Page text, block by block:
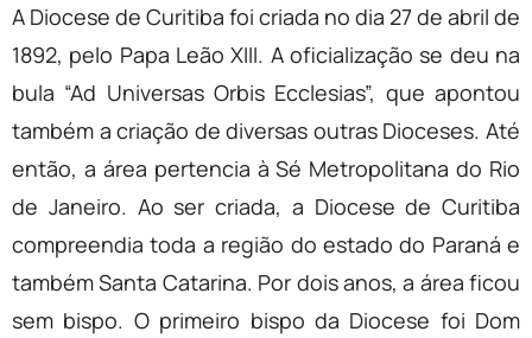
A Diocese de Curitiba foi criada no dia 27 de abril de
1892, pelo Papa Leão XIII. A oficialização se deu na
bula “Ad Universas Orbis Ecclesias”, que apontou
também a criação de diversas outras Dioceses. Até
então, a área pertencia à Sé Metropolitana do Rio
de Janeiro. Ao ser criada, a Diocese de Curitiba
compreendia toda a região do estado do Paraná e
também Santa Catarina. Por dois anos, a área ficou
sem bispo. O primeiro bispo da Diocese foi Dom